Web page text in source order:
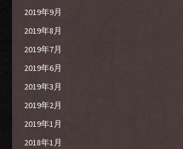
2019年9月
2019年8月
2019年7月
2019年6月
2019年3月
2019年2月
2019年1月
2018年1月